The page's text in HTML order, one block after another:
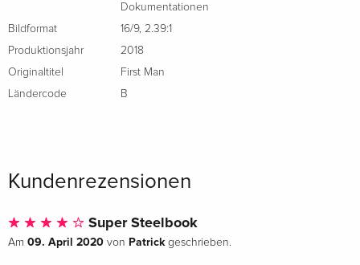
Dokumentationen
Bildformat
16/9, 2.39:1
Produktionsjahr
2018
Originaltitel
First Man
Ländercode
B
Kundenrezensionen
Super Steelbook
Am 09. April 2020 von Patrickgeschrieben.